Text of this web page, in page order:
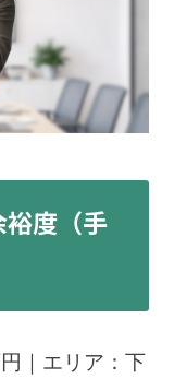
度（手
｜エリア：下